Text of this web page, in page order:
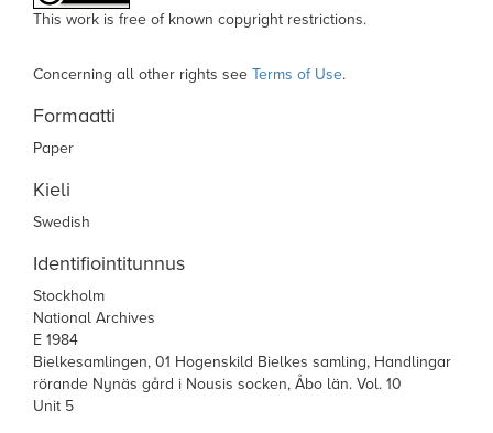
This work is free of known copyright restrictions.
Concerning all other rights see Terms of Use.
Formaatti
Paper
Kieli
Swedish
Identifiointitunnus
Stockholm
National Archives
E 1984
Bielkesamlingen, 01 Hogenskild Bielkes samling, Handlingar
rörande Nynäs gård i Nousis socken, Åbo län. Vol. 10
Unit 5